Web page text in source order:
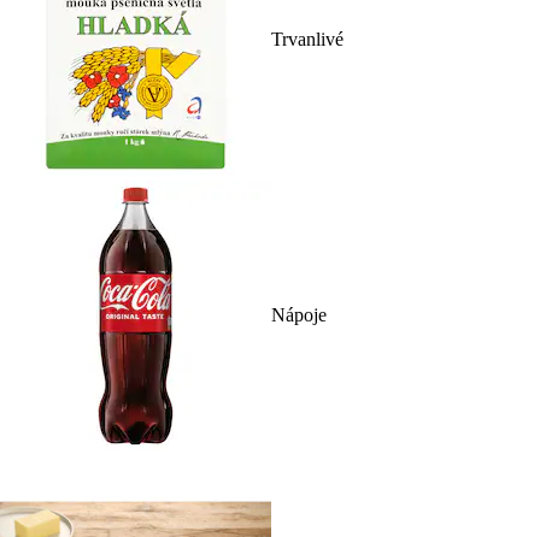
Trvanlivé
Nápoje